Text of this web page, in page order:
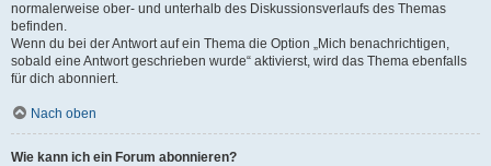
normalerweise ober- und unterhalb des Diskussionsverlaufs des Themas
befinden.
Wenn du bei der Antwort auf ein Thema die Option „Mich benachrichtigen,
sobald eine Antwort geschrieben wurde“ aktivierst, wird das Thema ebenfalls
für dich abonniert.
Nach oben
Wie kann ich ein Forum abonnieren?